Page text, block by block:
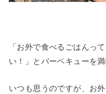
「お外で食べるごはんっ
い！」とバーベキューを満
いつも思うのですが、お